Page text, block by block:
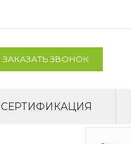
ЗАКАЗАТЬ ЗВОНОК
СЕРТИФИКАЦИЯ